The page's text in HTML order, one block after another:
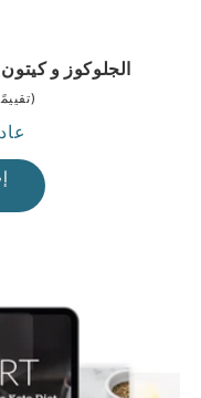
الجلوكوز و
(16 تقييمًا)
عادي